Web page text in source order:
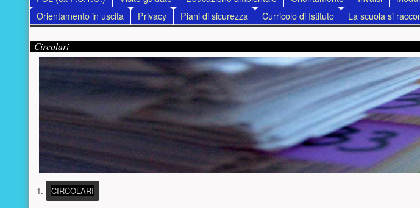
Orientamento in uscita
Privacy Piani di sicurezza Curricolo di Istituto La scuola si
Contenuto supplementare (superiore)
Presentazione
Circolari
CIRCOLARI(PULSANTE PRESENTAZIONE)